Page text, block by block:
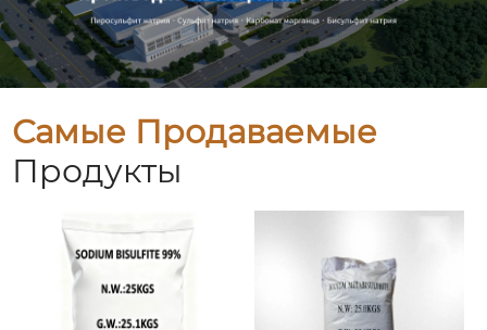
Самые Продаваемые
Продукты